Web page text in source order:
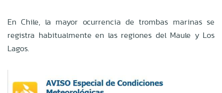
En Chile, la mayor ocurrencia de trombas marinas se
registra habitualmente en las regiones del Maule y Los
Lagos.